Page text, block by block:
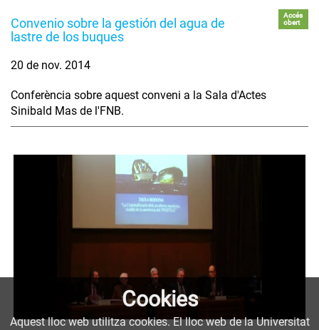
Convenio sobre la gestión del agua de
lastre de los buques
Accés
obert
20 de nov. 2014
Conferència sobre aquest conveni a la Sala d'Actes
Sinibald Mas de l'FNB.
Cookies
Aquest lloc web utilitza cookies. El lloc web de la Universitat